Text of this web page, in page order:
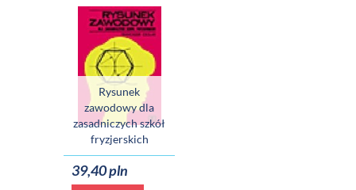
Rysunek
zawodowy dla
zasadniczych szkół
fryzjerskich
39,40 pln